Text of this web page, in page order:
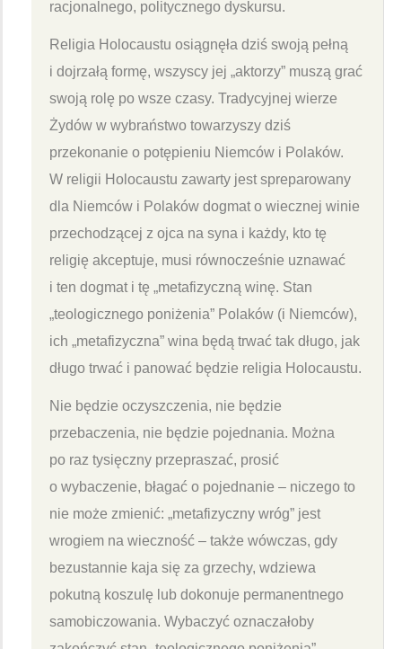
racjonalnego, politycznego dyskursu.
Religia Holocaustu osiągnęła dziś swoją pełną
i dojrzałą formę, wszyscy jej „aktorzy” muszą grać
swoją rolę po wsze czasy. Tradycyjnej wierze
Żydów w wybraństwo towarzyszy dziś
przekonanie o potępieniu Niemców i Polaków.
W religii Holocaustu zawarty jest spreparowany
dla Niemców i Polaków dogmat o wiecznej winie
przechodzącej z ojca na syna i każdy, kto tę
religię akceptuje, musi równocześnie uznawać
i ten dogmat i tę „metafizyczną winę. Stan
„teologicznego poniżenia” Polaków (i Niemców),
ich „metafizyczna” wina będą trwać tak długo, jak
długo trwać i panować będzie religia Holocaustu.
Nie będzie oczyszczenia, nie będzie
przebaczenia, nie będzie pojednania. Można
po raz tysięczny przepraszać, prosić
o wybaczenie, błagać o pojednanie – niczego to
nie może zmienić: „metafizyczny wróg” jest
wrogiem na wieczność – także wówczas, gdy
bezustannie kaja się za grzechy, wdziewa
pokutną koszulę lub dokonuje permanentnego
samobiczowania. Wybaczyć oznaczałoby